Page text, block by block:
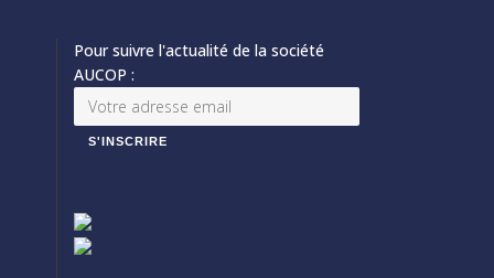
Pour suivre l'actualité de la société
AUCOP :